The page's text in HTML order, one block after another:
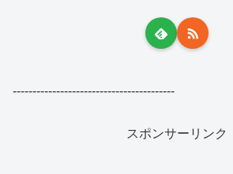
-----------------------------------------
スポンサーリンク